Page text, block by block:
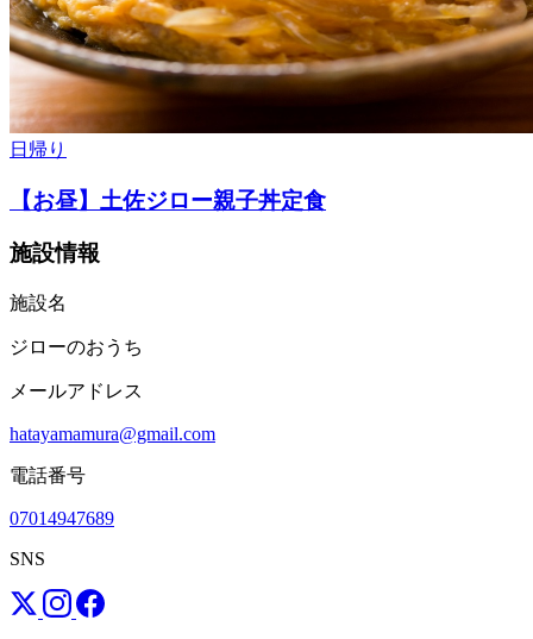
日帰り
【お昼】土佐ジロー親子丼定食
施設情報
施設名
ジローのおうち
メールアドレス
hatayamamura@gmail.com
電話番号
07014947689
SNS